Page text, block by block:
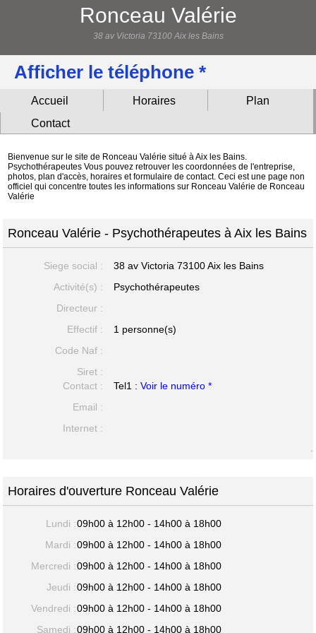
Ronceau Valérie
38 av Victoria 73100 Aix les Bains
Afficher le téléphone *
Accueil Horaires
Plan
Contact
Bienvenue sur le site de Ronceau Valérie situé à Aix les Bains.
Psychothérapeutes Vous pouvez retrouver les coordonnées de l'entreprise,
photos, plan d'accès, horaires et formulaire de contact. Ceci est une page non
officiel qui concentre toutes les informations sur Ronceau Valérie de Ronceau
Valérie
Ronceau Valérie - Psychothérapeutes à Aix les Bains
Siege social : 38 av Victoria73100 Aix les Bains
Activité(s) :
Psychothérapeutes
Directeur :
Effectif :
1 personne(s)
Code Naf :
Siret :
Contact :
Tel1 :Voir le numéro *
Email :
Internet :
-
Horaires d'ouverture Ronceau Valérie
Lundi :09h00 à 12h00 - 14h00 à 18h00
Mardi :09h00 à 12h00 - 14h00 à 18h00
Mercredi :09h00 à 12h00 - 14h00 à 18h00
Jeudi :09h00 à 12h00 - 14h00 à 18h00
Vendredi :09h00 à 12h00 - 14h00 à 18h00
Samedi :09h00 à 12h00 - 14h00 à 18h00